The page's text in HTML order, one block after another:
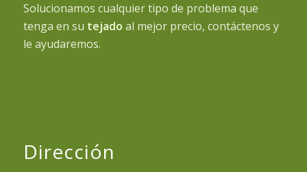
Solucionamos cualquier tipo de problema que
tenga en su tejado al mejor precio, contáctenos y
le ayudaremos.
Dirección